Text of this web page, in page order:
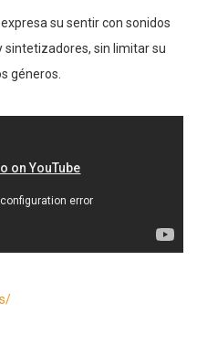
su sentir con sonidos
sintetizadores, sin limitar su
géneros.